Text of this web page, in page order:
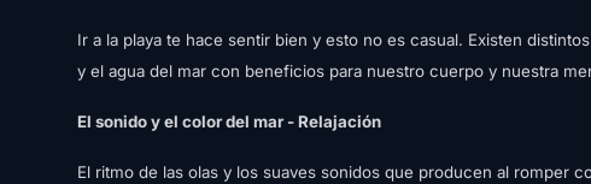
Ir a la playa te hace sentir bien y esto no es casual. Existen
y el agua del mar con beneficios para nuestro cuerpo y nuestra
El sonido y el color del mar - Relajación
El ritmo de las olas y los suaves sonidos que producen al romper